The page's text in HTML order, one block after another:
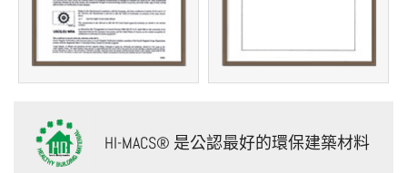
HI-MACS® 是公認最好的環保建築材料